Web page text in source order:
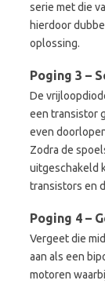
serie met die
hierdoor
oplossing.
Poging 3 –
De
een transistor
even
Zodra de
uitgeschakeld
transistors en
Poging 4 –
Vergeet die
aan als een
motoren